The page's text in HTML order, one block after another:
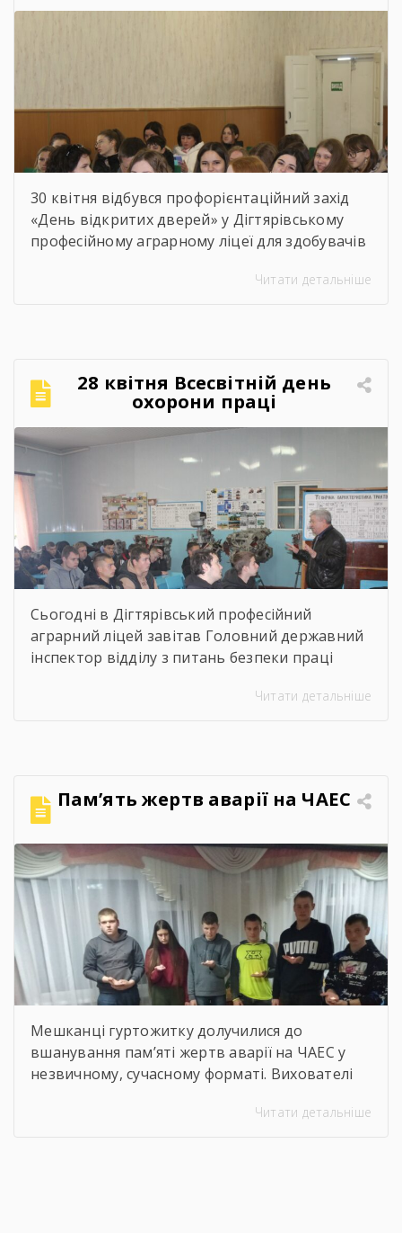
30 квітня відбувся профорієнтаційний захід
«День відкритих дверей» у Дігтярівському
професійному аграрному ліцеї для здобувачів
Срібнянського ліцеїв. Всіх учасників заходу
прийому 2026 року заступник директора з
навчально-виробничої роботи Сергій
Коломієць. Для майбутніх абітурієнтів було
проведено […]
Читати детальніше
28 квітня Всесвітній день
охорони праці
Сьогодні в Дігтярівський професійний
аграрний ліцей завітав Головний державний
інспектор відділу з питань безпеки праці
Чернігівській області Центрального
здорових умов праці». Сучасна концепція
безпеки праці давно вийшла за межі […]
Читати детальніше
Пам’ять жертв аварії на ЧАЕС
Мешканці гуртожитку долучилися до
вшанування пам’яті жертв аварії на ЧАЕС у
незвичному, сучасному форматі. Вихователі
організували та провели для студентівЧитати детальніше